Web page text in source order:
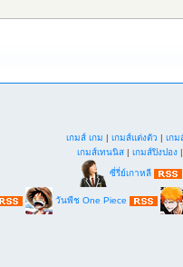
เกมส์ เกม | เกมส์แต่งตัว | เก
เกมส์เทนนิส | เกมส์ปิงปอง |
ซี่รี่ย์เกาหลี
วันพีช One Piece